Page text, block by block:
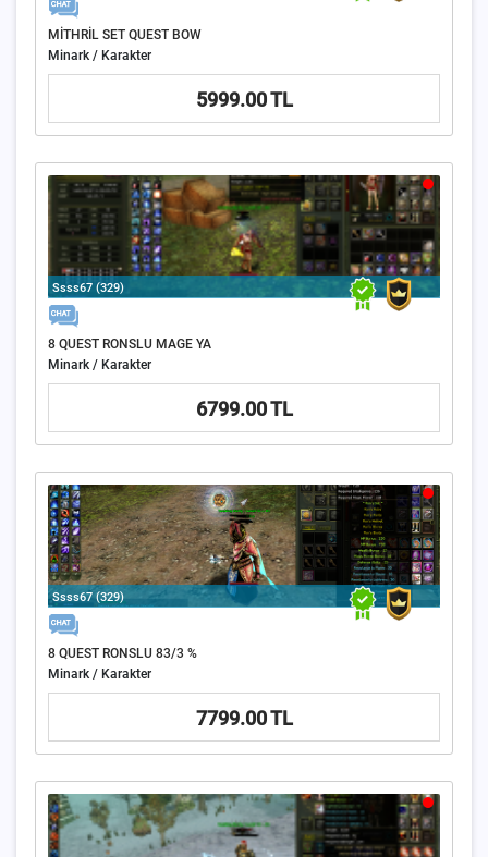
MİTHRİL SET QUEST BOW
Minark / Karakter
5999.00 TL
Ssss67 (329)
8 QUEST RONSLU MAGE YA
Minark / Karakter
6799.00 TL
Ssss67 (329)
8 QUEST RONSLU 83/3 %
Minark / Karakter
7799.00 TL